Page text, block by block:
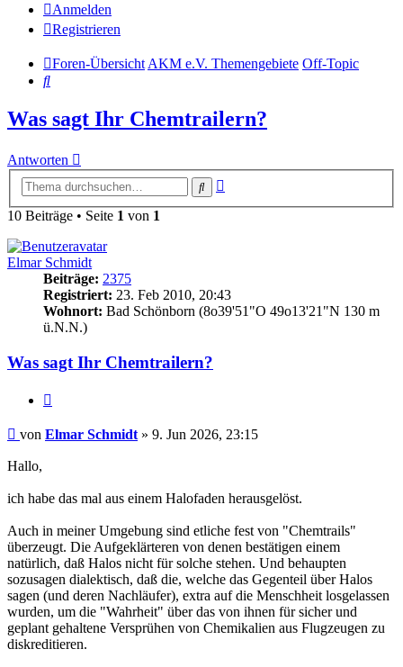
Anmelden
Registrieren
Foren-Übersicht AKM e.V. Themengebiete Off-Topic
Suche
Was sagt Ihr Chemtrailern?
Antworten
Suche
10 Beiträge • Seite 1 von 1
Elmar Schmidt
Beiträge: 2375
Registriert: 23. Feb 2010, 20:43
Wohnort: Bad Schönborn (8o39'51"O 49o13'21"N 130 m
ü.N.N.)
Was sagt Ihr Chemtrailern?
Beitrag
von Elmar Schmidt » 9. Jun 2026, 23:15
Hallo,
ich habe das mal aus einem Halofaden herausgelöst.
Auch in meiner Umgebung sind etliche fest von "Chemtrails"
überzeugt. Die Aufgeklärteren von denen bestätigen einem
natürlich, daß Halos nicht für solche stehen. Und behaupten
sozusagen dialektisch, daß die, welche das Gegenteil über Halos
sagen (und deren Nachläufer), extra auf die Menschheit losgelassen
wurden, um die "Wahrheit" über das von ihnen für sicher und
geplant gehaltene Versprühen von Chemikalien aus Flugzeugen zu
diskreditieren.